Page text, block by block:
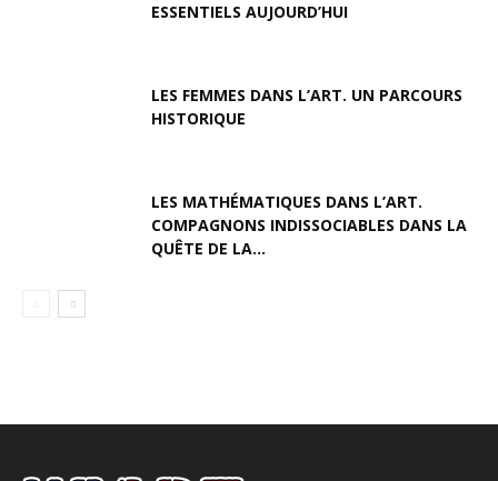
ESSENTIELS AUJOURD’HUI
LES FEMMES DANS L’ART. UN PARCOURS
HISTORIQUE
LES MATHÉMATIQUES DANS L’ART.
COMPAGNONS INDISSOCIABLES DANS LA
QUÊTE DE LA...